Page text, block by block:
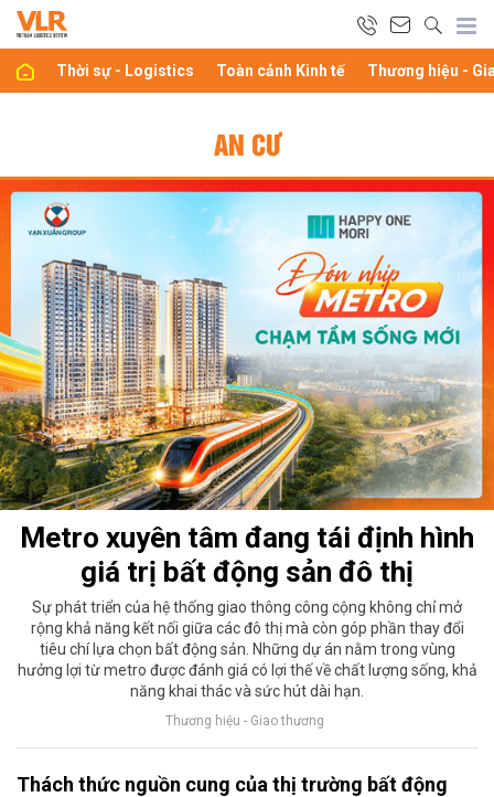
Thời sự - Logistics Toàn cảnh Kinh tế Thương hiệu -
AN CƯ
Metro xuyên tâm đang tái định hình
giá trị bất động sản đô thị
Sự phát triển của hệ thống giao thông công cộng không chỉ mở
rộng khả năng kết nối giữa các đô thị mà còn góp phần thay đổi
tiêu chí lựa chọn bất động sản. Những dự án nằm trong vùng
hưởng lợi từ metro được đánh giá có lợi thế về chất lượng sống, khả
năng khai thác và sức hút dài hạn.
Thương hiệu - Giao thương
Thách thức nguồn cung của thị trường bất động